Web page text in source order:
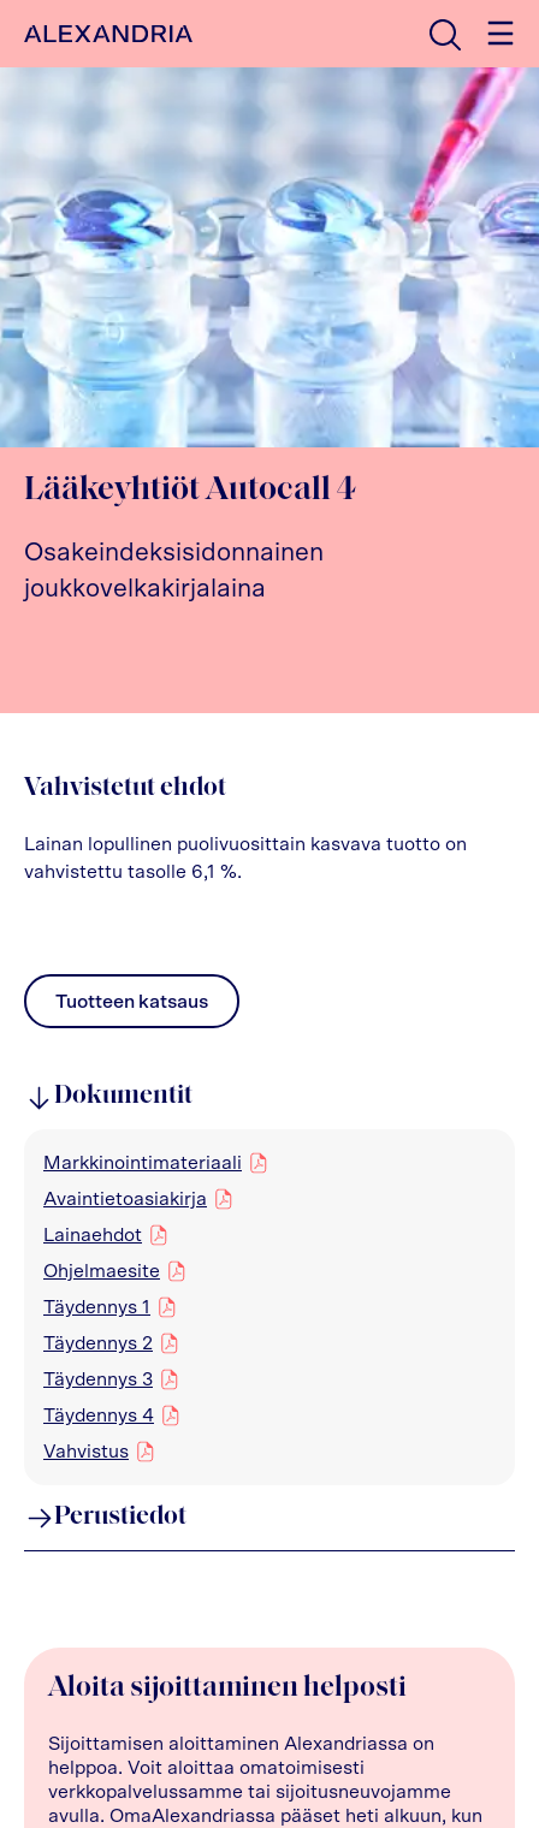
Etusivulle Avaa haku
Lääkeyhtiöt Autocall 4
Osakeindeksisidonnainen
joukkovelkakirjalaina
Vahvistetut ehdot
Lainan lopullinen puolivuosittain kasvava tuotto on
vahvistettu tasolle 6,1 %.
Tuotteen katsaus
pdf
Dokumentit
Markkinointimateriaali
pdf
Avaintietoasiakirja
pdf
Lainaehdot
pdf
Ohjelmaesite
pdf
Täydennys 1
pdf
Täydennys 2
pdf
Täydennys 3
pdf
Täydennys 4
pdf
Vahvistus
pdf
Perustiedot
Aloita sijoittaminen helposti
Sijoittamisen aloittaminen Alexandriassa on
helppoa. Voit aloittaa omatoimisesti
verkkopalvelussamme tai sijoitusneuvojamme
avulla. OmaAlexandriassa pääset heti alkuun, kun